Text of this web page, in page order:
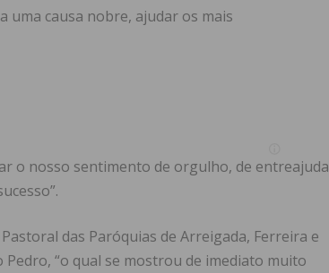
uma causa nobre, ajudar os mais
o nosso sentimento de orgulho, de entreajuda
das Paróquias de Arreigada, Ferreira e
Pedro, “o qual se mostrou de imediato muito